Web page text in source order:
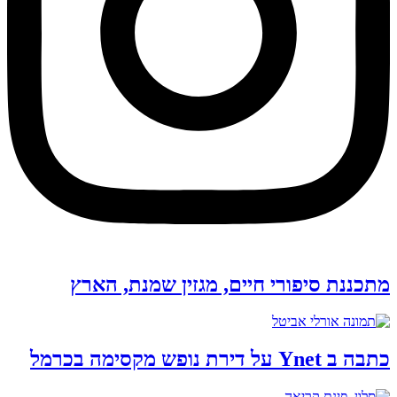
מתכננת סיפורי חיים, מגזין שמנת, הארץ
כתבה ב Ynet על דירת נופש מקסימה בכרמל